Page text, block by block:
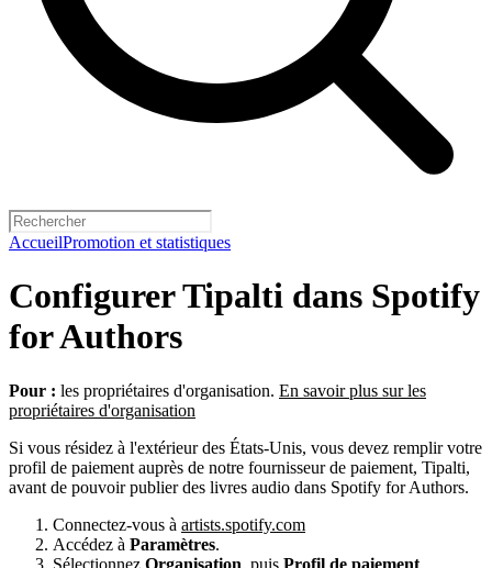
AccueilPromotion et statistiques
Configurer Tipalti dans Spotify
for Authors
Pour : les propriétaires d'organisation. En savoir plus sur les
propriétaires d'organisation
Si vous résidez à l'extérieur des États-Unis, vous devez remplir votre
profil de paiement auprès de notre fournisseur de paiement, Tipalti,
avant de pouvoir publier des livres audio dans Spotify for Authors.
Connectez-vous à artists.spotify.com
Accédez à Paramètres.
Sélectionnez Organisation, puis Profil de paiement.